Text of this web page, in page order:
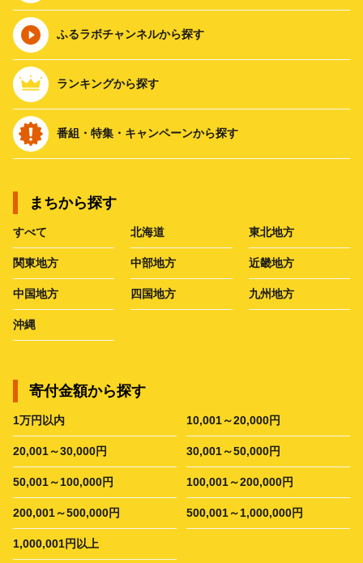
ふるラボチャンネルから探す
ランキングから探す
番組・特集・キャンペーンから探す
まちから探す
すべて 北海道 東北地方
関東地方 中部地方 近畿地方
中国地方 四国地方 九州地方
沖縄
寄付金額から探す
1万円以内 10,001～20,000円
20,001～30,000円 30,001～50,000円
50,001～100,000円 100,001～200,000円
200,001～500,000円 500,001～1,000,000円
1,000,001円以上